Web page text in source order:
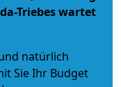
Triebes wartet
natürlich
Sie Ihr Budget